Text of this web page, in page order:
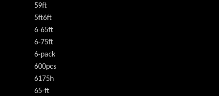
59ft
5ft6ft
6-65ft
6-75ft
6-pack
600pcs
6175h
65-ft